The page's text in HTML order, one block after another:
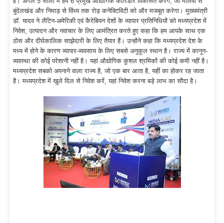
बुंदेलखंड और निमाड़ से विंध्य तक रोड़ कनेक्टिविटी को और मजबूत करेगा। मुख्यमंत्री
डॉ. यादव ने लैटिन-अमेरिकी एवं कैरेबियन देशों के व्यापार प्रतिनिधियों को मध्यप्रदेश में
निवेश, उत्पादन और नवाचार के लिए आमंत्रित करते हुए कहा कि हम आपके साथ एक
ठोस और दीर्घकालिक साझेदारी के लिए तैयार हैं। उन्होंने कहा कि मध्यप्रदेश देश के
मध्य में होने के कारण व्यापार-व्यवसाय के लिए सबसे अनुकूल स्थान है। राज्य में कानून-
व्यवस्था की कोई परेशानी नहीं है। यहां औद्योगिक कुशल श्रमिकों की कोई कमी नहीं है।
मध्यप्रदेश सबको अपनाने वाला राज्य है, जो एक बार आता है, यहीं का होकर रह जाता
है। मध्यप्रदेश में खुले दिल से निवेश करें, यहां निवेश करना बड़े लाभ का सौदा है।